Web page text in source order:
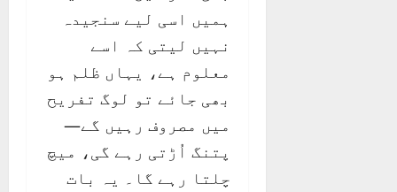
ہمیں اسی لیے سنجیدہ
نہیں لیتی کہ اسے
معلوم ہے، یہاں ظلم ہو
بھی جائے تو لوگ تفریح
میں مصروف رہیں گے—
پتنگ اُڑتی رہے گی، میچ
چلتا رہے گا۔ یہ بات